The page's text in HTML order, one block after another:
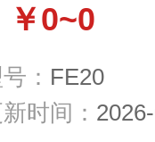
￥0~0
： FE20
时间：